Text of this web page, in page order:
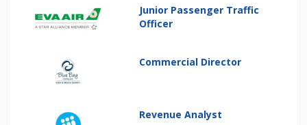
Junior Passenger Traffic
Officer
Commercial Director
Revenue Analyst